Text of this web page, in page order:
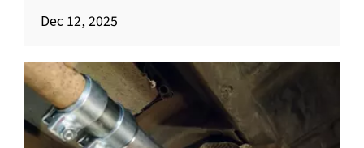
وبيئة التثبيت.
Dec 12, 2025